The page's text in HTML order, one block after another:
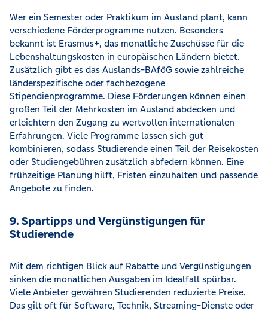
Wer ein Semester oder Praktikum im Ausland plant, kann
verschiedene Förderprogramme nutzen. Besonders
bekannt ist Erasmus+, das monatliche Zuschüsse für die
Lebenshaltungskosten in europäischen Ländern bietet.
Zusätzlich gibt es das Auslands-BAföG sowie zahlreiche
länderspezifische oder fachbezogene
Stipendienprogramme. Diese Förderungen können einen
großen Teil der Mehrkosten im Ausland abdecken und
erleichtern den Zugang zu wertvollen internationalen
Erfahrungen. Viele Programme lassen sich gut
kombinieren, sodass Studierende einen Teil der Reisekosten
oder Studiengebühren zusätzlich abfedern können. Eine
frühzeitige Planung hilft, Fristen einzuhalten und passende
Angebote zu finden.
9. Spartipps und Vergünstigungen für
Studierende
Mit dem richtigen Blick auf Rabatte und Vergünstigungen
sinken die monatlichen Ausgaben im Idealfall spürbar.
Viele Anbieter gewähren Studierenden reduzierte Preise.
Das gilt oft für Software, Technik, Streaming-Dienste oder